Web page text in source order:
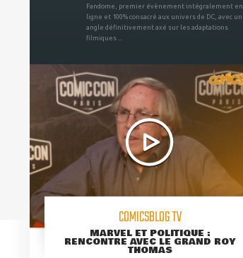
Fandome, premier évènement intégralement en
ligne et 100% consacré aux univers de DC, avec un
angle définitivement axé sur les adaptations
filmiques ...
COMICSBLOG TV
MARVEL ET POLITIQUE :
RENCONTRE AVEC LE GRAND ROY
THOMAS